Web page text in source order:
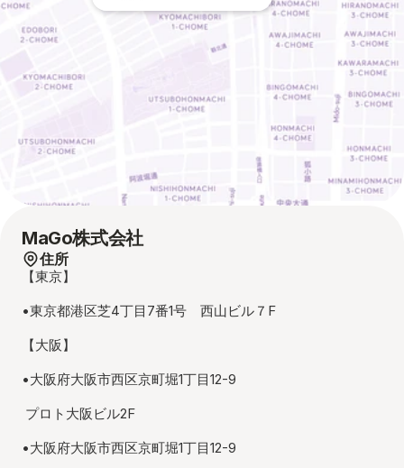
MaGo株式会社
住所
【東京】
•東京都港区芝4丁目7番1号　西山ビル７F
【大阪】
•大阪府大阪市西区京町堀1丁目12-9
プロト大阪ビル2F
•大阪府大阪市西区京町堀1丁目12-9